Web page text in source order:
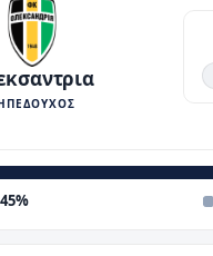
45%